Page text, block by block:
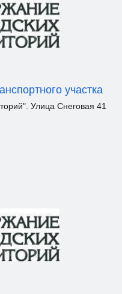
участка
Улица Снеговая 41